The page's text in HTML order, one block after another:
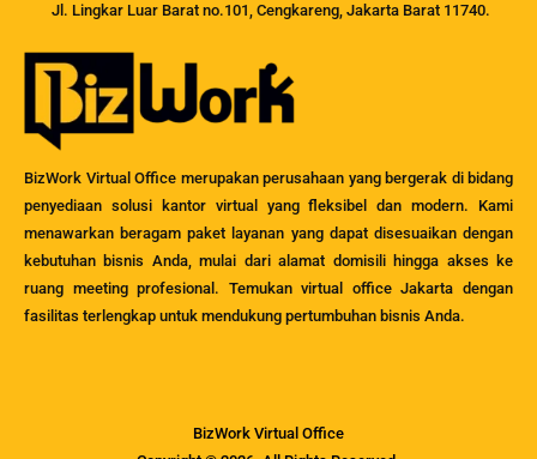
Jl. Lingkar Luar Barat no.101, Cengkareng, Jakarta Barat 11740.
BizWork Virtual Office merupakan perusahaan yang bergerak di bidang
penyediaan solusi kantor virtual yang fleksibel dan modern. Kami
menawarkan beragam paket layanan yang dapat disesuaikan dengan
kebutuhan bisnis Anda, mulai dari alamat domisili hingga akses ke
ruang meeting profesional. Temukan virtual office Jakarta dengan
fasilitas terlengkap untuk mendukung pertumbuhan bisnis Anda.
BizWork Virtual Office